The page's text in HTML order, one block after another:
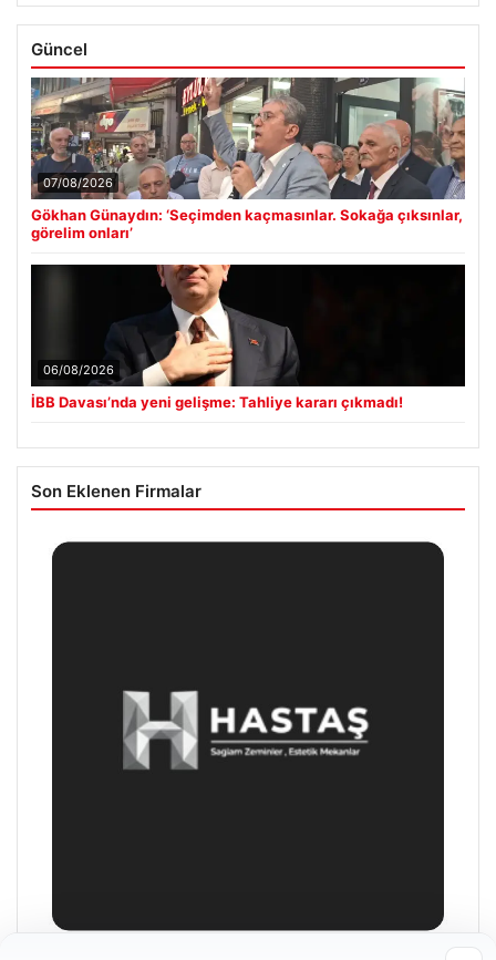
Güncel
07/08/2026
Gökhan Günaydın: ‘Seçimden kaçmasınlar. Sokağa çıksınlar,
görelim onları’
06/08/2026
İBB Davası’nda yeni gelişme: Tahliye kararı çıkmadı!
Son Eklenen Firmalar